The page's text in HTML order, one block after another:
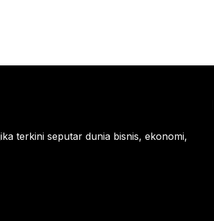
terkini seputar dunia bisnis, ekonomi,